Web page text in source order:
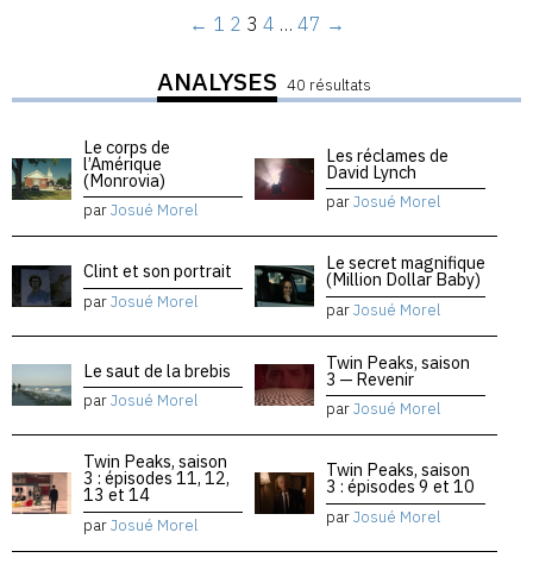
← 1 2 3 4 … 47 →
ANALYSES 40 résultats
Le corps de
l’Amérique
(Monrovia)
parJosué Morel
Les réclames de
David Lynch
parJosué Morel
Clint et son portrait
parJosué Morel
Le secret magnifique
(Million Dollar Baby)
parJosué Morel
Le saut de la brebis
parJosué Morel
Twin Peaks, saison
3 — Revenir
parJosué Morel
Twin Peaks, saison
3 : épisodes 11, 12,
13 et 14
parJosué Morel
Twin Peaks, saison
3 : épisodes 9 et 10
parJosué Morel